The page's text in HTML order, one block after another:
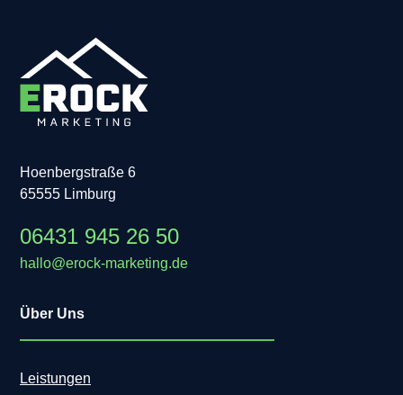
Hoenbergstraße 6
65555 Limburg
06431 945 26 50
hallo@erock-marketing.de
Über Uns
Leistungen